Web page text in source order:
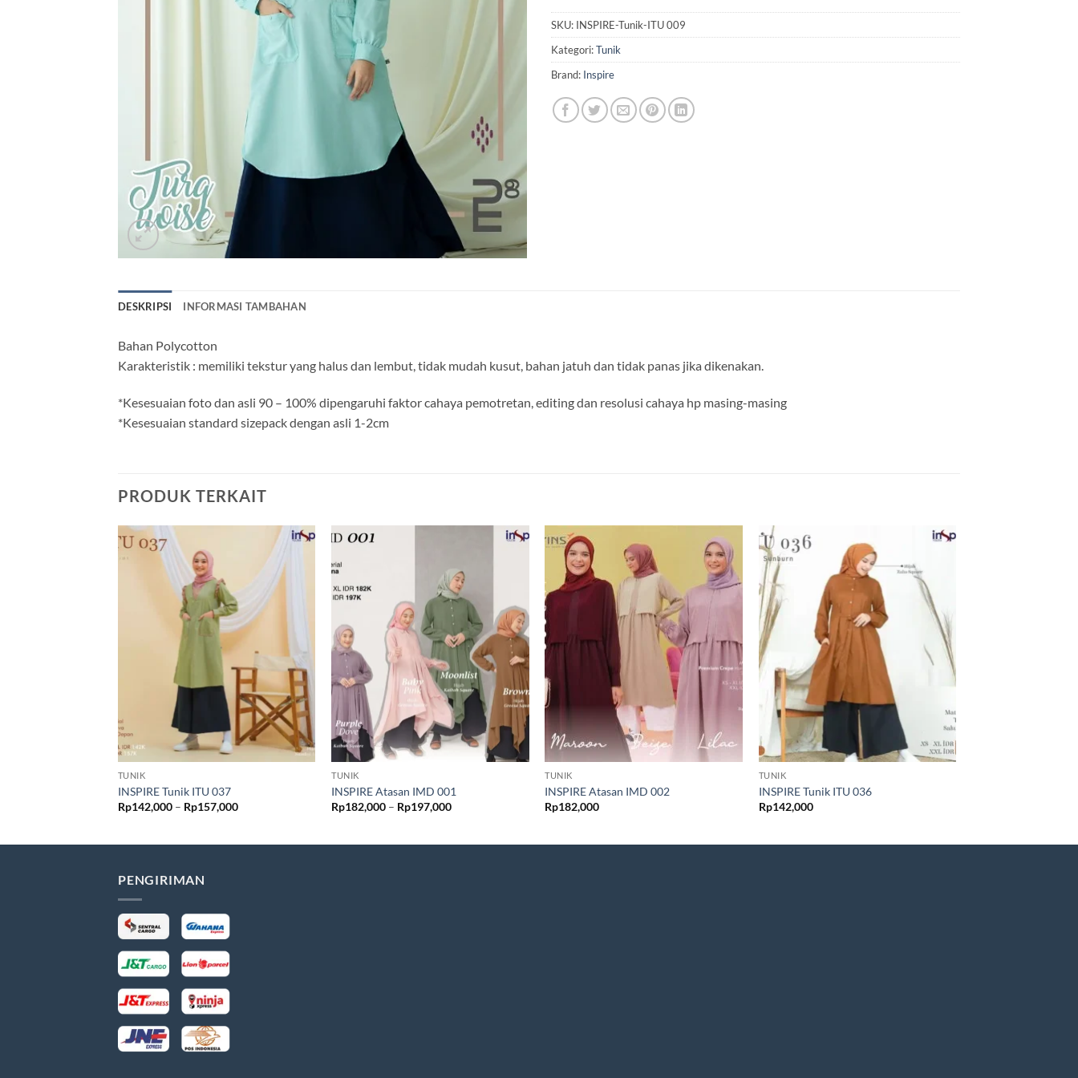
SKU: INSPIRE-Tunik-ITU 009
Kategori:Tunik
Brand: Inspire
DESKRIPSI INFORMASI TAMBAHAN
Bahan Polycotton
Karakteristik : memiliki tekstur yang halus dan lembut, tidak mudah kusut, bahan jatuh dan tidak panas jika dikenakan.
*Kesesuaian foto dan asli 90 – 100% dipengaruhi faktor cahaya pemotretan, editing dan resolusi cahaya hp masing-masing
*Kesesuaian standard sizepack dengan asli 1-2cm
PRODUK TERKAIT
TUNIK
INSPIRE Tunik ITU 037
Rp142,000 – Rp157,000Rentang
TUNIK
INSPIRE Atasan IMD 001
Rp182,000 – Rp197,000Rentang
TUNIK
INSPIRE Atasan IMD 002
Rp182,000
TUNIK
INSPIRE Tunik ITU 036
Rp142,000
PENGIRIMAN